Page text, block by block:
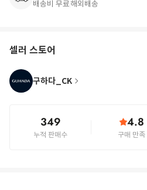
배송비 무료해외배송
셀러 스토어
구하다_CK
349
누적 판매수
4.8
구매 만족